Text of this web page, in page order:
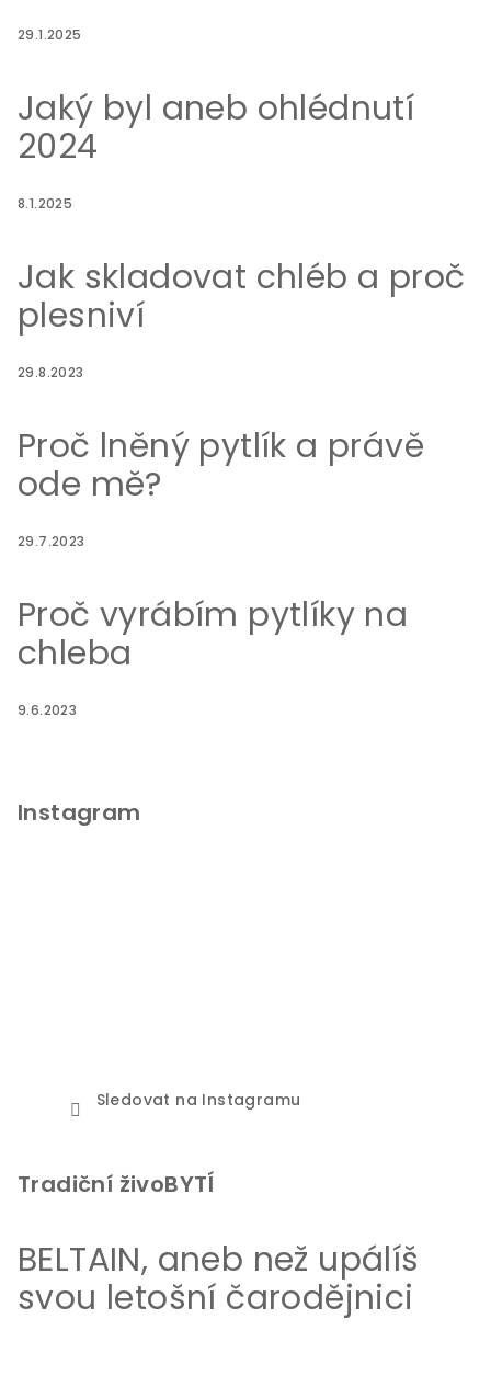
29.1.2025
Jaký byl aneb ohlédnutí
2024
8.1.2025
Jak skladovat chléb a proč
plesniví
29.8.2023
Proč lněný pytlík a právě
ode mě?
29.7.2023
Proč vyrábím pytlíky na
chleba
9.6.2023
Instagram
Sledovat na Instagramu
Tradiční živoBYTÍ
BELTAIN, aneb než upálíš
svou letošní čarodějnici